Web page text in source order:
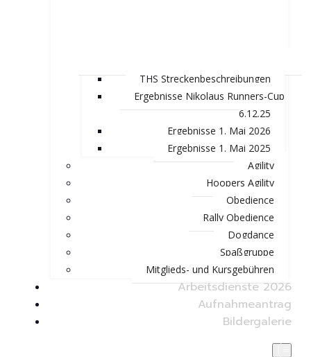
THS Streckenbeschreibungen
Ergebnisse Nikolaus Runners-Cup
6.12.25
Ergebnisse 1. Mai 2026
Ergebnisse 1. Mai 2025
Agility
Hoopers Agility
Obedience
Rally Obedience
Dogdance
Spaßgruppe
Mitglieds- und Kursgebühren
Arbeitsdienste 2026
Aufnahmeantrag
Bildergalerie